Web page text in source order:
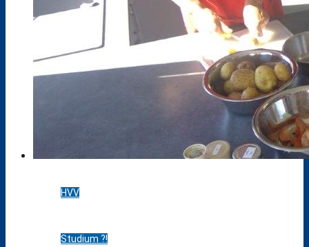
ÖPR
SchülerInnen
HVV
Studium ?!